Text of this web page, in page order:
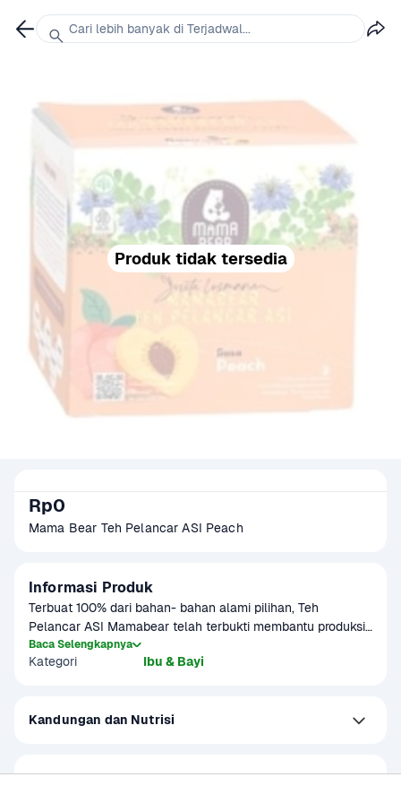
Produk tidak tersedia
Rp0
Mama Bear Teh Pelancar ASI Peach
Informasi Produk
Terbuat 100% dari bahan- bahan alami pilihan, Teh
Pelancar ASI Mamabear telah terbukti membantu produksi
ASI untuk ibu menyusui.
Baca Selengkapnya
Kategori Ibu & Bayi
Kandungan dan Nutrisi
Jaminan Belanja Aman
Cari lebih banyak di Terjadwal...